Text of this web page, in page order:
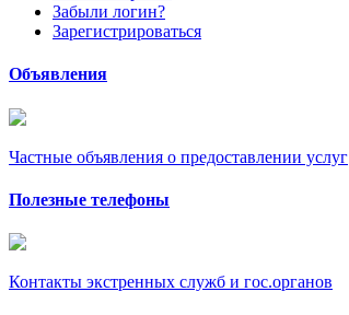
Забыли логин?
Зарегистрироваться
Объявления
Частные объявления о предоставлении услуг
Полезные телефоны
Контакты экстренных служб и гос.органов